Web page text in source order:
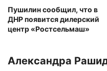
Пушилин сообщил, что в
ДНР появится дилерский
центр «Ростсельмаш»
Александра